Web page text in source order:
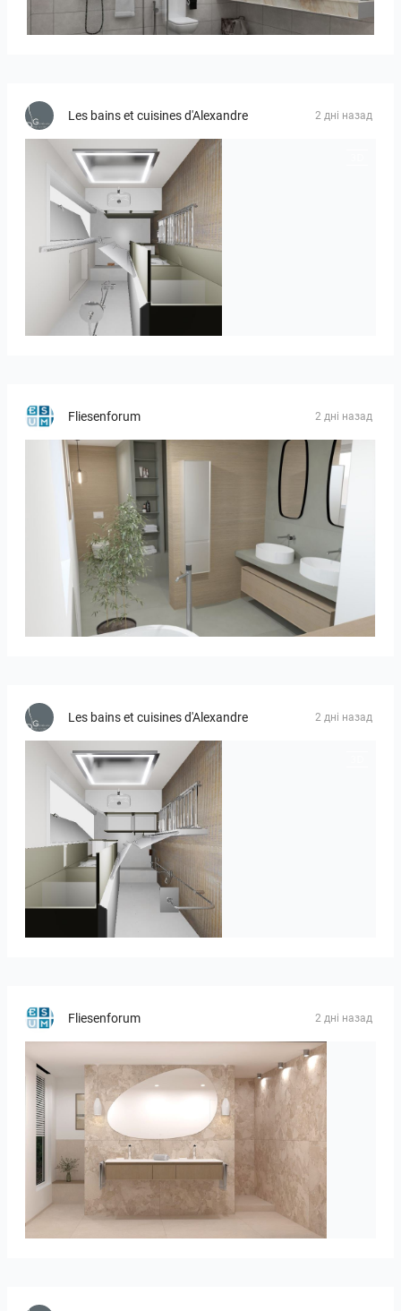
KHAI_MASTERBATHROOM
Les bains et cuisines d'Alexandre 2 дні назад
JEGOUX-PASSER 2
Fliesenforum 2 дні назад
Bild_01
Les bains et cuisines d'Alexandre 2 дні назад
JEGOUX-PASSER
Fliesenforum 2 дні назад